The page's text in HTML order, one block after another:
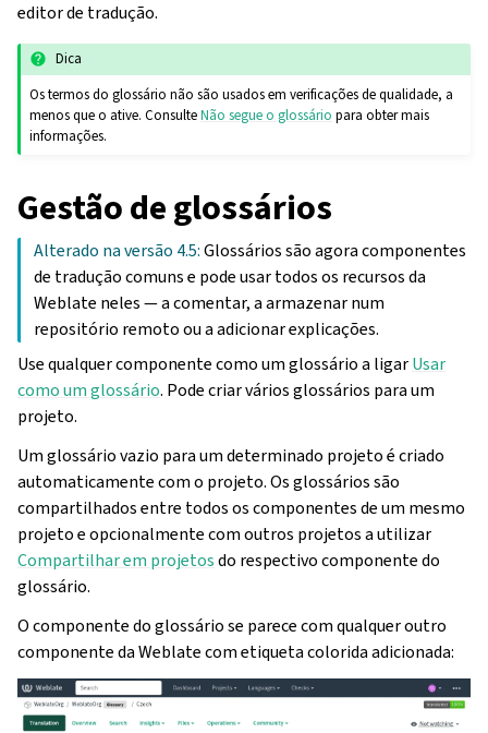
editor de tradução.
Dica
Os termos do glossário não são usados em verificações de qualidade, a
menos que o ative. ConsulteNão segue o glossário para obter mais
informações.
Gestão de glossários
Alterado na versão 4.5:Glossários são agora componentes
de tradução comuns e pode usar todos os recursos da
Weblate neles — a comentar, a armazenar num
repositório remoto ou a adicionar explicações.
Use qualquer componente como um glossário a ligarUsar
como um glossário. Pode criar vários glossários para um
projeto.
Um glossário vazio para um determinado projeto é criado
automaticamente com o projeto. Os glossários são
compartilhados entre todos os componentes de um mesmo
projeto e opcionalmente com outros projetos a utilizar
Compartilhar em projetosdo respectivo componente do
glossário.
O componente do glossário se parece com qualquer outro
componente da Weblate com etiqueta colorida adicionada: